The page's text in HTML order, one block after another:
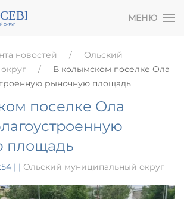
МЕНЮ
новостей
Ольский
В колымском поселке Ола
рыночную площадь
поселке Ола
площадь
| | Ольский муниципальный округ